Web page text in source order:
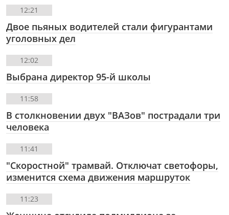
12:21
Двое пьяных водителей стали фигурантами
уголовных дел
12:02
Выбрана директор 95-й школы
11:58
В столкновении двух "ВАЗов" пострадали три
человека
11:41
"Скоростной" трамвай. Отключат светофоры,
изменится схема движения маршруток
11:23